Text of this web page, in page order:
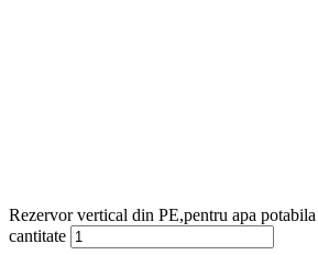
Rezervor vertical din PE,pentru apa
cantitate